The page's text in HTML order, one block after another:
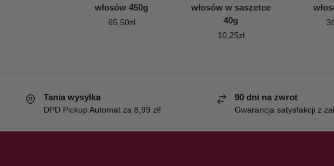
włosów 450g
65,50zł
włosów w saszetce
40g
10,25zł
Tania wysyłka
DPD Pickup Automat za 8,99 zł!
90 dni na zwrot
Gwarancja satysfakcji z